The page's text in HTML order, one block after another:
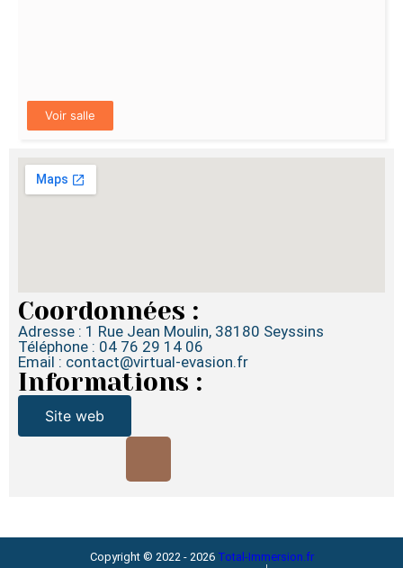
Coordonnées :
Adresse : 1 Rue Jean Moulin, 38180 Seyssins
Téléphone : 04 76 29 14 06
Email : contact@virtual-evasion.fr
Informations :
Site web
Voir salle
Copyright © 2022 - 2026 Total-Immersion.fr